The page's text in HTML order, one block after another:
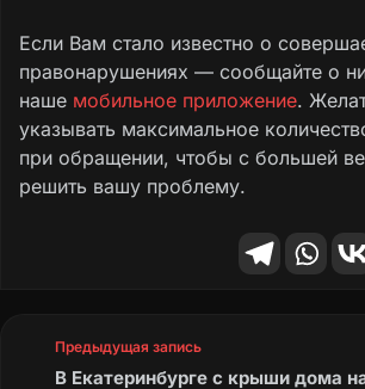
Если Вам стало известно о
правонарушениях — сообщайте о
наше мобильное приложение.
указывать максимальное
при обращении, чтобы с большей
решить вашу проблему.
Предыдущая запись
В Екатеринбурге с крыши дома